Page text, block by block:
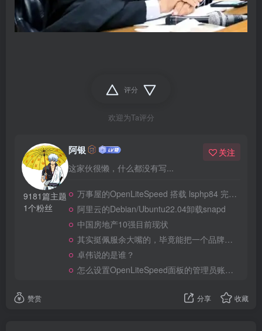
评分
欢迎为Ta评分
9181篇主题
1个粉丝
阿银
这家伙很懒，什么都没有写...
关注
万事屋的OpenLiteSpeed 搭载 lsphp84 完整安装 Composer
阿里云的Debian/Ubuntu22.04卸载snapd
中国房地产10强目前现状
其实挺佩服余大嘴的，毕竟能把一个品牌做到全民嘲笑恶搞，真的不容易
卓伟说的是谁？
怎么设置OpenLiteSpeed面板的管理员账号和密码？
赞赏 分享 收藏